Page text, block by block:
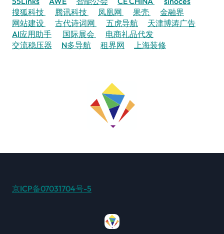
搜狐科技
腾讯科技 凤凰网 果壳
金融界
网站建设
古代诗词网 五虎导航
天津博涛广告
AI应用助手
国际展会
电商礼品代发
交流稳压器
N多导航 租界网 上海装修
京ICP备07031704号-5